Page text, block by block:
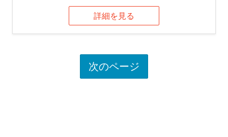
詳細を見る
次のページ